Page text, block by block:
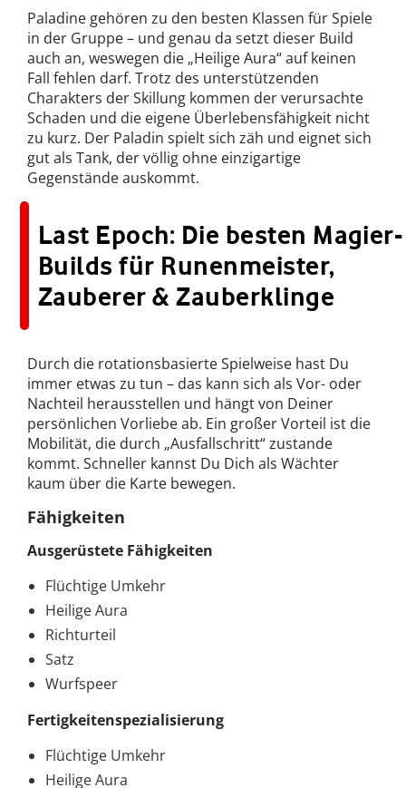
Paladine gehören zu den besten Klassen für Spiele
in der Gruppe – und genau da setzt dieser Build
auch an, weswegen die „Heilige Aura“ auf keinen
Fall fehlen darf. Trotz des unterstützenden
Charakters der Skillung kommen der verursachte
Schaden und die eigene Überlebensfähigkeit nicht
zu kurz. Der Paladin spielt sich zäh und eignet sich
gut als Tank, der völlig ohne einzigartige
Gegenstände auskommt.
Last Epoch: Die besten Magier-
Builds für Runenmeister,
Zauberer & Zauberklinge
Durch die rotationsbasierte Spielweise hast Du
immer etwas zu tun – das kann sich als Vor- oder
Nachteil herausstellen und hängt von Deiner
persönlichen Vorliebe ab. Ein großer Vorteil ist die
Mobilität, die durch „Ausfallschritt“ zustande
kommt. Schneller kannst Du Dich als Wächter
kaum über die Karte bewegen.
Fähigkeiten
Ausgerüstete Fähigkeiten
Flüchtige Umkehr
Heilige Aura
Richturteil
Satz
Wurfspeer
Fertigkeitenspezialisierung
Flüchtige Umkehr
Heilige Aura